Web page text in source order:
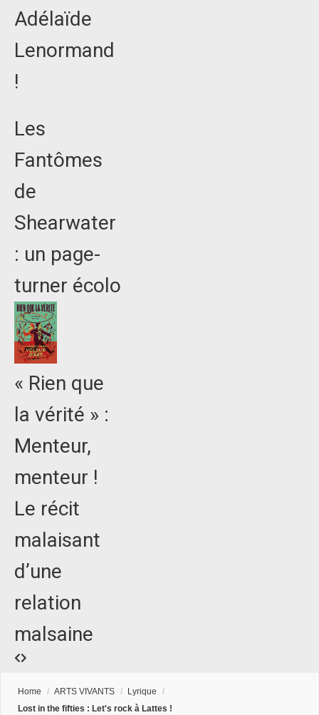
Adélaïde
Lenormand
!
Les
Fantômes
de
Shearwater
: un page-
turner écolo
« Rien que
la vérité » :
Menteur,
menteur !
Le récit
malaisant
d’une
relation
malsaine
Home / ARTS VIVANTS / Lyrique
/
Lost in the fifties : Let's rock à Lattes !